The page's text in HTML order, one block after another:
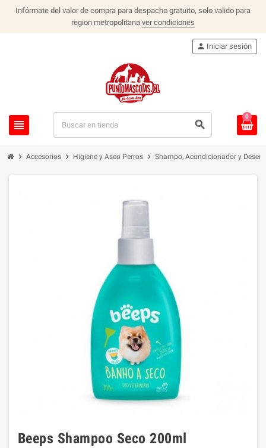
Infórmate del valor de compra para despacho gratuito, solo valido para
region metropolitana ver condiciones
view_headline search
person Iniciar sesión
0
chevron_right Accesorios chevron_right Higiene y Aseo Perros chevron_right Shampo, Acondicionador y
Beeps Shampoo Seco 200ml